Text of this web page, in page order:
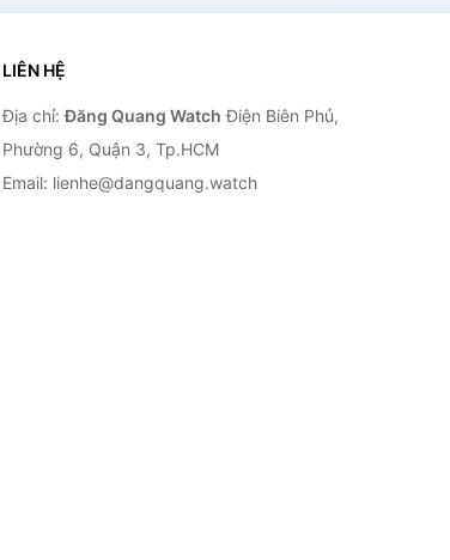
LIÊN HỆ
Địa chỉ:Đăng Quang Watch Điện Biên Phủ,
Phường 6, Quận 3, Tp.HCM
Email: lienhe@dangquang.watch